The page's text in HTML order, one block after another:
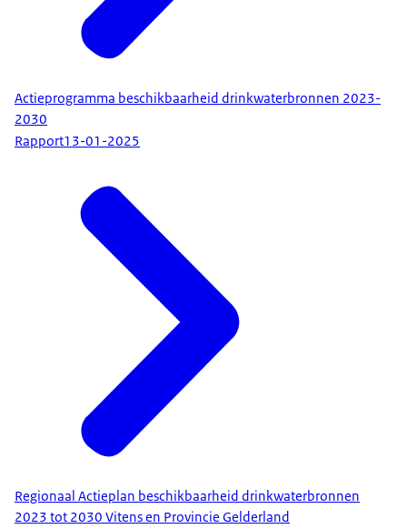
Actieprogramma beschikbaarheid drinkwaterbronnen 2023-
2030
Rapport13-01-2025
Regionaal Actieplan beschikbaarheid drinkwaterbronnen
2023 tot 2030 Vitens en Provincie Gelderland